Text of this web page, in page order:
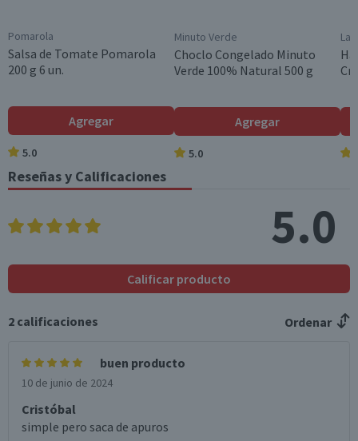
Grasas trans (g)
Colesterol (mg) 24
Hidratos de Carbon
o disponibles (g)
16,6 19,9
Azúcares totales
(g)
*Ingesta de referencia de un adulto promedio (8400 kj / 2000 kcal)
Pomarola
Salsa de Tomate Pomarola
200 g 6 un.
Agregar
5.0
Minuto Verde
Choclo Congelado Minuto
Verde 100% Natural 500 g
Agregar
5.0
La
Reseñas y Calificaciones
5.0
Calificar producto
2 calificaciones Ordenar
buen producto
10 de junio de 2024
Cristóbal
simple pero saca de apuros